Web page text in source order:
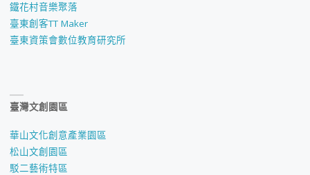
鐵花村音樂聚落
臺東創客TT Maker
臺東資策會數位教育研究所
臺灣文創園區
華山文化創意產業園區
松山文創園區
駁二藝術特區